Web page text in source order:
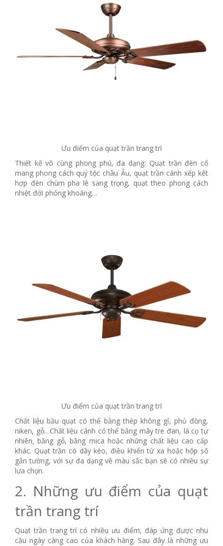
Ưu điểm của quạt trần trang trí
Thiết kế vô cùng phong phú, đa dạng: Quạt trần đèn cổ
mang phong cách quý tộc châu Âu, quạt trần cánh xếp kết
hợp đèn chùm pha lê sang trọng, quạt theo phong cách
nhiệt đới phóng khoáng…
Ưu điểm của quạt trần trang trí
Chất liệu bầu quạt có thể bằng thép không gỉ, phủ đồng,
niken, gỗ…Chất liệu cánh có thể bằng mây tre đan, lá cọ tự
nhiên, bằng gỗ, bằng mica hoặc những chất liệu cao cấp
khác. Quạt trần có dây kéo, điều khiển từ xa hoặc hộp số
gắn tường, với sự đa dạng về màu sắc bạn sẽ có nhiều sự
lựa chọn.
2. Những ưu điểm của quạt
trần trang trí
Quạt trần trang trí có nhiều ưu điểm, đáp ứng được nhu
cầu ngày càng cao của khách hàng. Sau đây là những ưu